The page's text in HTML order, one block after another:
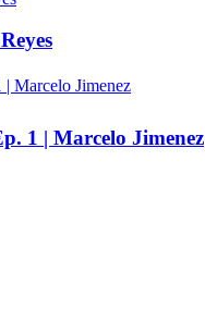
1 | Marcelo Jimenez